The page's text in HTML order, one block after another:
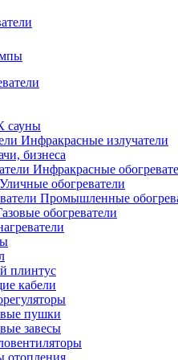
сауны
Инфракрасные излучатели
бизнеса
Инфракрасные
Уличные обогреватели
Промышленные
обогреватели
плинтус
кабели
пушки
завесы
отопления